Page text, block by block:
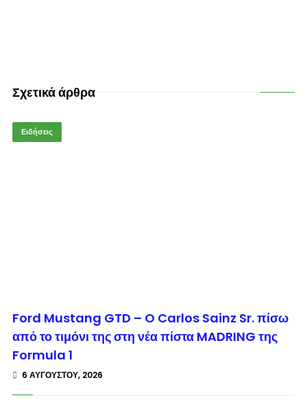
Σχετικά άρθρα
Ειδήσεις
© enkinisi.gr
Ford Mustang GTD – O Carlos Sainz Sr. πίσω
από το τιμόνι της στη νέα πίστα MADRING της
Formula 1
6 ΑΥΓΟΎΣΤΟΥ, 2026